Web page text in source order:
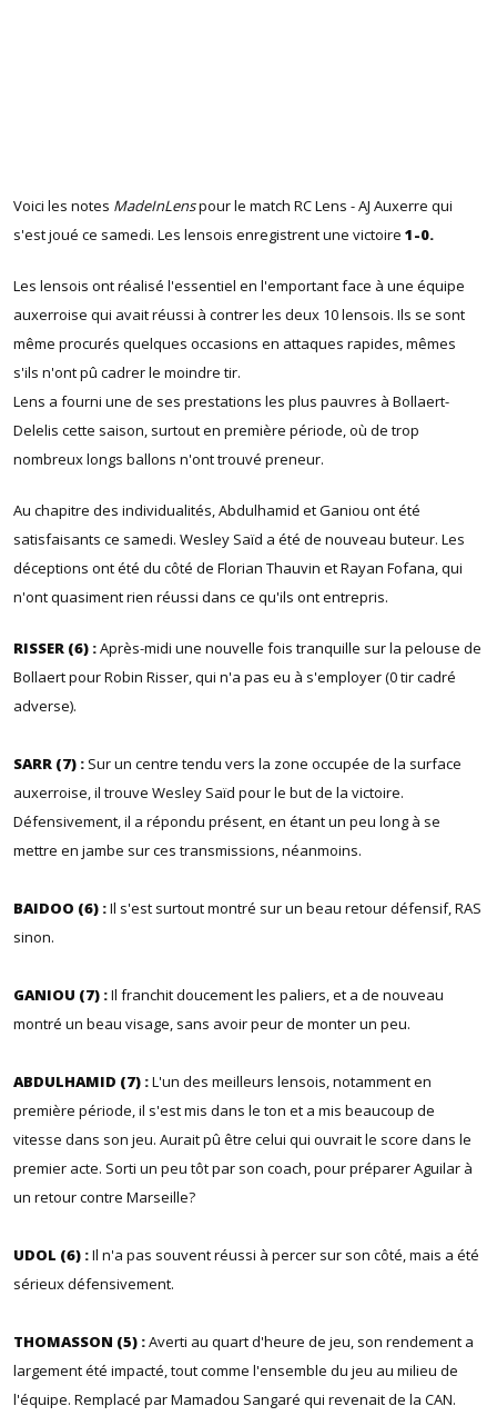
Voici les notes MadeInLenspour le match RC Lens - AJ Auxerre qui
s'est joué ce samedi. Les lensois enregistrent une victoire 1-0.
Les lensois ont réalisé l'essentiel en l'emportant face à une équipe
auxerroise qui avait réussi à contrer les deux 10 lensois. Ils se sont
même procurés quelques occasions en attaques rapides, mêmes
s'ils n'ont pû cadrer le moindre tir.
Lens a fourni une de ses prestations les plus pauvres à Bollaert-
Delelis cette saison, surtout en première période, où de trop
nombreux longs ballons n'ont trouvé preneur.
Au chapitre des individualités, Abdulhamid et Ganiou ont été
satisfaisants ce samedi. Wesley Saïd a été de nouveau buteur. Les
déceptions ont été du côté de Florian Thauvin et Rayan Fofana, qui
n'ont quasiment rien réussi dans ce qu'ils ont entrepris.
RISSER (6) :Après-midi une nouvelle fois tranquille sur la pelouse de
Bollaert pour Robin Risser, qui n'a pas eu à s'employer (0 tir cadré
adverse).
SARR (7) : Sur un centre tendu vers la zone occupée de la surface
auxerroise, il trouve Wesley Saïd pour le but de la victoire.
Défensivement, il a répondu présent, en étant un peu long à se
mettre en jambe sur ces transmissions, néanmoins.
BAIDOO (6) :Il s'est surtout montré sur un beau retour défensif, RAS
sinon.
GANIOU (7) :Il franchit doucement les paliers, et a de nouveau
montré un beau visage, sans avoir peur de monter un peu.
ABDULHAMID (7) :L'un des meilleurs lensois, notamment en
première période, il s'est mis dans le ton et a mis beaucoup de
vitesse dans son jeu. Aurait pû être celui qui ouvrait le score dans le
premier acte. Sorti un peu tôt par son coach, pour préparer Aguilar à
un retour contre Marseille?
UDOL (6) :Il n'a pas souvent réussi à percer sur son côté, mais a été
sérieux défensivement.
THOMASSON (5) :Averti au quart d'heure de jeu, son rendement a
largement été impacté, tout comme l'ensemble du jeu au milieu de
l'équipe. Remplacé par Mamadou Sangaré qui revenait de la CAN.